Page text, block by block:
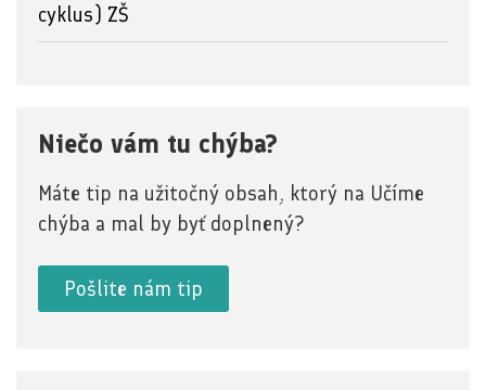
cyklus) ZŠ
Niečo vám tu chýba?
Máte tip na užitočný obsah, ktorý na Učíme
chýba a mal by byť doplnený?
Pošlite nám tip